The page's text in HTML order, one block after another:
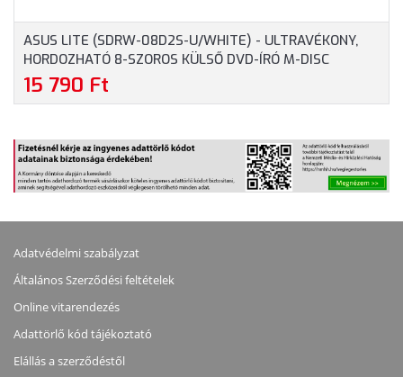
ASUS LITE (SDRW-08D2S-U/WHITE) - ULTRAVÉKONY,
HORDOZHATÓ 8-SZOROS KÜLSŐ DVD-ÍRÓ M-DISC
TÁMOGATÁSSAL, FEHÉR
15 790 Ft
Adatvédelmi szabályzat
Általános Szerződési feltételek
Online vitarendezés
Adattörlő kód tájékoztató
Elállás a szerződéstől